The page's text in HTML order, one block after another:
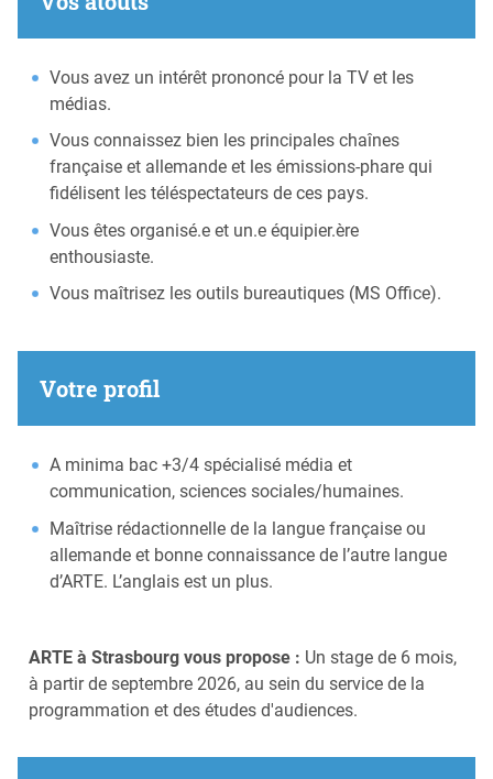
Vous avez un intérêt prononcé pour la TV et les
médias.
Vous connaissez bien les principales chaînes
française et allemande et les émissions-phare qui
fidélisent les téléspectateurs de ces pays.
Vous êtes organisé.e et un.e équipier.ère
enthousiaste.
Vous maîtrisez les outils bureautiques (MS Office).
Votre profil
A minima bac +3/4 spécialisé média et
communication, sciences sociales/humaines.
Maîtrise rédactionnelle de la langue française ou
allemande et bonne connaissance de l’autre langue
d’ARTE. L’anglais est un plus.
ARTE à Strasbourg vous propose : Un stage de 6 mois,
à partir de septembre 2026, au sein du service de la
programmation et des études d'audiences.